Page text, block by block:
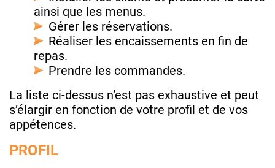
ainsi que les menus.
Gérer les réservations.
Réaliser les encaissements en fin de
repas.
Prendre les commandes.
La liste ci-dessus n’est pas exhaustive et peut
s’élargir en fonction de votre profil et de vos
appétences.
PROFIL